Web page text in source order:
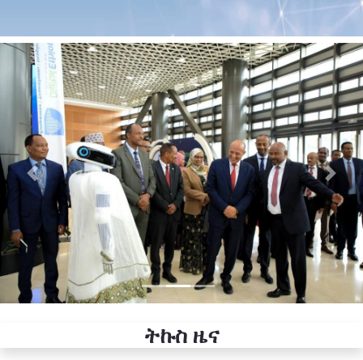
Previous Next
ትኩስ ዜና